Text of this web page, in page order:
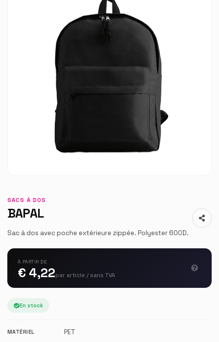
SACS À DOS
BAPAL
Sac à dos avec poche extérieure zippée. Polyester 600D.
À PARTIR DE
€ 4,22par article / sans TVA
En stock
MATÉRIEL PET